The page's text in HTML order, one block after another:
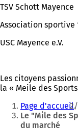
TSV Schott Mayence
Association sportive
USC Mayence e.V.
Les citoyens
la « Meile des
Vous
êtes
Page d'accueil
Le "Mile des
du marché